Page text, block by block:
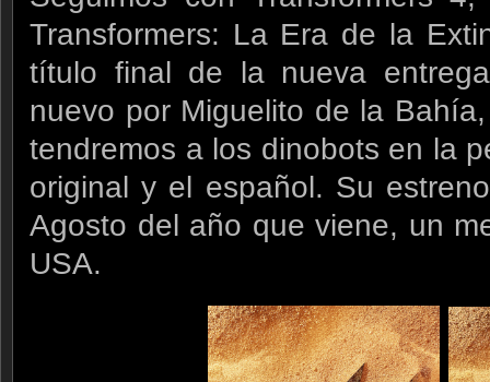
Transformers: La Era de la
título final de la nueva
nuevo por Miguelito de la
tendremos a los dinobots en la
original y el español. Su
Agosto del año que viene, un
USA.